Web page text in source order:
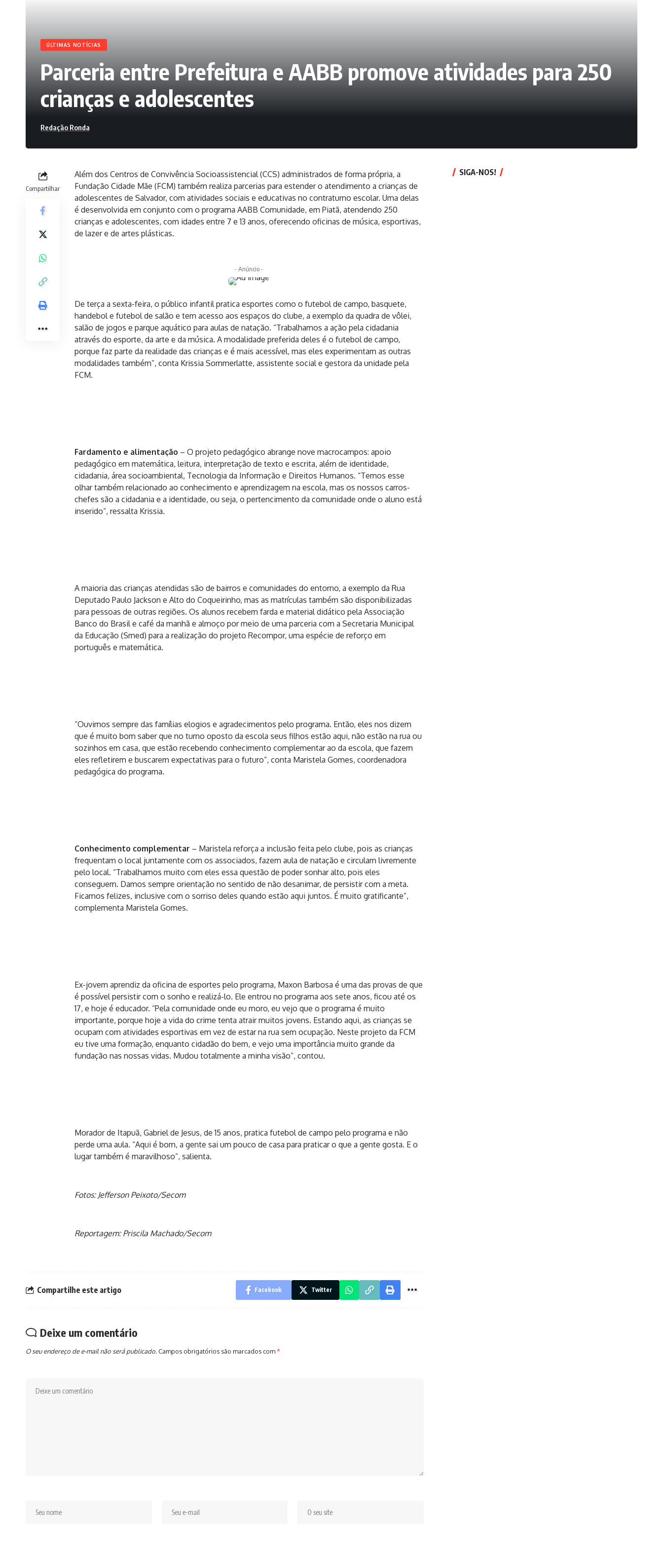
ÚLTIMAS NOTÍCIAS
Parceria entre Prefeitura e AABB promove atividades para 250
crianças e adolescentes
Redação Ronda
Compartilhar
Além dos Centros de Convivência Socioassistencial (CCS) administrados de forma própria, a
Fundação Cidade Mãe (FCM) também realiza parcerias para estender o atendimento a crianças de
adolescentes de Salvador, com atividades sociais e educativas no contraturno escolar. Uma delas
é desenvolvida em conjunto com o programa AABB Comunidade, em Piatã, atendendo 250
crianças e adolescentes, com idades entre 7 e 13 anos, oferecendo oficinas de música, esportivas,
de lazer e de artes plásticas.
- Anúncio -
De terça a sexta-feira, o público infantil pratica esportes como o futebol de campo, basquete,
handebol e futebol de salão e tem acesso aos espaços do clube, a exemplo da quadra de vôlei,
salão de jogos e parque aquático para aulas de natação. “Trabalhamos a ação pela cidadania
através do esporte, da arte e da música. A modalidade preferida deles é o futebol de campo,
porque faz parte da realidade das crianças e é mais acessível, mas eles experimentam as outras
modalidades também”, conta Krissia Sommerlatte, assistente social e gestora da unidade pela
FCM.
Fardamento e alimentação – O projeto pedagógico abrange nove macrocampos: apoio
pedagógico em matemática, leitura, interpretação de texto e escrita, além de identidade,
cidadania, área socioambiental, Tecnologia da Informação e Direitos Humanos. “Temos esse
olhar também relacionado ao conhecimento e aprendizagem na escola, mas os nossos carros-
chefes são a cidadania e a identidade, ou seja, o pertencimento da comunidade onde o aluno está
inserido”, ressalta Krissia.
A maioria das crianças atendidas são de bairros e comunidades do entorno, a exemplo da Rua
Deputado Paulo Jackson e Alto do Coqueirinho, mas as matrículas também são disponibilizadas
para pessoas de outras regiões. Os alunos recebem farda e material didático pela Associação
Banco do Brasil e café da manhã e almoço por meio de uma parceria com a Secretaria Municipal
da Educação (Smed) para a realização do projeto Recompor, uma espécie de reforço em
português e matemática.
“Ouvimos sempre das famílias elogios e agradecimentos pelo programa. Então, eles nos dizem
que é muito bom saber que no turno oposto da escola seus filhos estão aqui, não estão na rua ou
sozinhos em casa, que estão recebendo conhecimento complementar ao da escola, que fazem
eles refletirem e buscarem expectativas para o futuro”, conta Maristela Gomes, coordenadora
pedagógica do programa.
Conhecimento complementar – Maristela reforça a inclusão feita pelo clube, pois as crianças
frequentam o local juntamente com os associados, fazem aula de natação e circulam livremente
pelo local. “Trabalhamos muito com eles essa questão de poder sonhar alto, pois eles
conseguem. Damos sempre orientação no sentido de não desanimar, de persistir com a meta.
Ficamos felizes, inclusive com o sorriso deles quando estão aqui juntos. É muito gratificante”,
complementa Maristela Gomes.
Ex-jovem aprendiz da oficina de esportes pelo programa, Maxon Barbosa é uma das provas de que
é possível persistir com o sonho e realizá-lo. Ele entrou no programa aos sete anos, ficou até os
17, e hoje é educador. “Pela comunidade onde eu moro, eu vejo que o programa é muito
importante, porque hoje a vida do crime tenta atrair muitos jovens. Estando aqui, as crianças se
ocupam com atividades esportivas em vez de estar na rua sem ocupação. Neste projeto da FCM
eu tive uma formação, enquanto cidadão do bem, e vejo uma importância muito grande da
fundação nas nossas vidas. Mudou totalmente a minha visão”, contou.
Morador de Itapuã, Gabriel de Jesus, de 15 anos, pratica futebol de campo pelo programa e não
perde uma aula. “Aqui é bom, a gente sai um pouco de casa para praticar o que a gente gosta. E o
lugar também é maravilhoso”, salienta.
Fotos: Jefferson Peixoto/Secom
Reportagem: Priscila Machado/Secom
Compartilhe este artigo Facebook Twitter
Deixe um comentário
O seu endereço de e-mail não será publicado. Campos obrigatórios são marcados com*
SIGA-NOS!